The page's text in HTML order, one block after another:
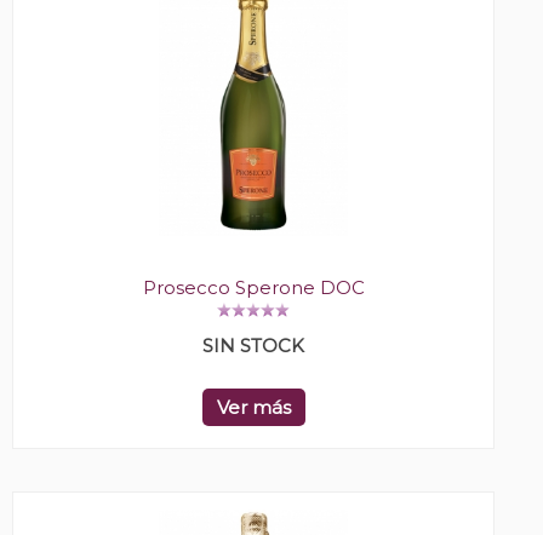
Prosecco Sperone DOC
SIN STOCK
Ver más